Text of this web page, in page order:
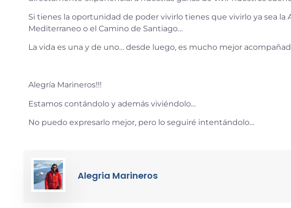
Si tienes la oportunidad de poder vivirlo tienes que vivirlo ya sea la
Mediterraneo o el Camino de Santiago…
La vida es una y de uno… desde luego, es mucho mejor
Alegría Marineros!!!
Estamos contándolo y además viviéndolo…
No puedo expresarlo mejor, pero lo seguiré intentándolo…
Alegria Marineros